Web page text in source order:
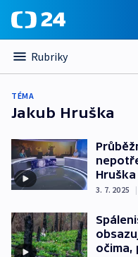
Rubriky
TÉMA
Jakub Hruška
3. 7. 2025 |
očima,